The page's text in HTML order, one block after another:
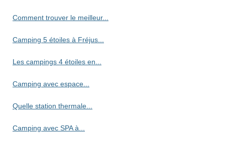
Comment trouver le meilleur...
Camping 5 étoiles à Fréjus...
Les campings 4 étoiles en...
Camping avec espace...
Quelle station thermale...
Camping avec SPA à...